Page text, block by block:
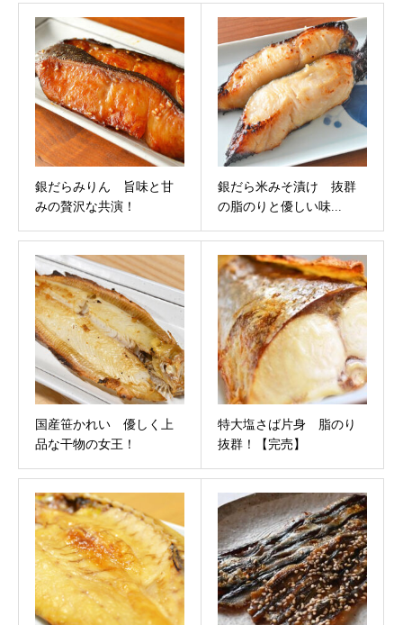
銀だらみりん 旨味と甘
みの贅沢な共演！
銀だら米みそ漬け 抜群
の脂のりと優しい味...
国産笹かれい 優しく上
品な干物の女王！
特大塩さば片身 脂のり
抜群！【完売】